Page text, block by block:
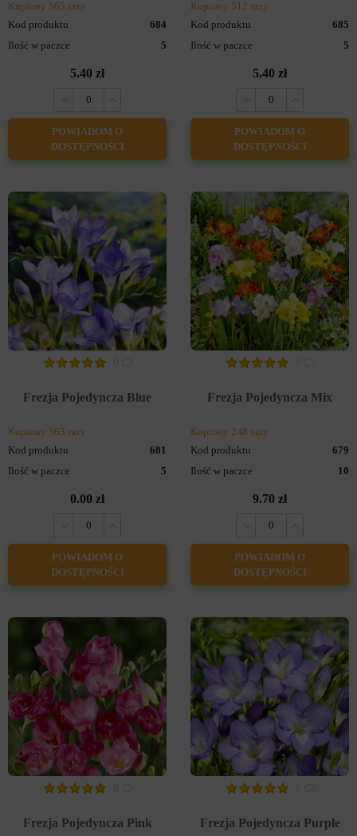
Kupiony 565 razy
Kod produktu
684
Ilość w paczce
5
5.40 zł
POWIADOM O
DOSTĘPNOŚCI
Kupiony 512 razy
Kod produktu
685
Ilość w paczce
5
5.40 zł
POWIADOM O
DOSTĘPNOŚCI
Frezja Pojedyncza Blue
Kupiony 363 razy
Kod produktu
681
Ilość w paczce
5
0.00 zł
POWIADOM O
DOSTĘPNOŚCI
Frezja Pojedyncza Mix
Kupiony 248 razy
Kod produktu
679
Ilość w paczce
10
9.70 zł
POWIADOM O
DOSTĘPNOŚCI
Frezja Pojedyncza Pink Frezja Pojedyncza Purple